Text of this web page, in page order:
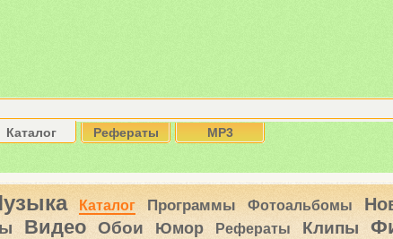
Каталог Рефераты MP3
Каталог Программы Фотоальбомы
Видео Обои Юмор Рефераты Клипы